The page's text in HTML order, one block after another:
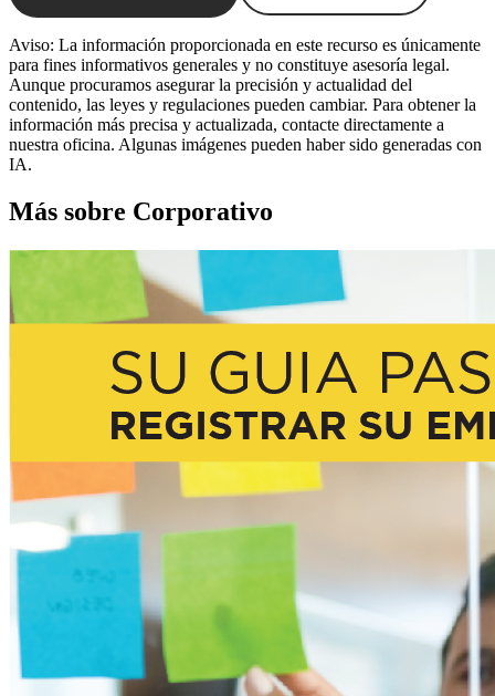
Aviso: La información proporcionada en este recurso es únicamente
para fines informativos generales y no constituye asesoría legal.
Aunque procuramos asegurar la precisión y actualidad del
contenido, las leyes y regulaciones pueden cambiar. Para obtener la
información más precisa y actualizada, contacte directamente a
nuestra oficina. Algunas imágenes pueden haber sido generadas con
IA.
Más sobre Corporativo